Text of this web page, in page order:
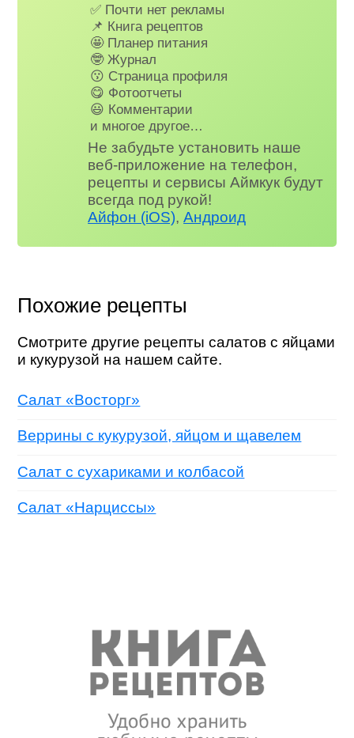
✅ Почти нет рекламы
📌 Книга рецептов
🤩 Планер питания
🤓 Журнал
😗 Страница профиля
😋 Фотоотчеты
😃 Комментарии
и многое другое…
Не забудьте установить наше
веб-приложение на телефон,
рецепты и сервисы Аймкук будут
всегда под рукой!
Айфон (iOS),Андроид
Похожие рецепты
Смотрите другие рецепты салатов с яйцами
и кукурузой на нашем сайте.
Салат «Восторг»
Веррины с кукурузой, яйцом и щавелем
Салат с сухариками и колбасой
Салат «Нарциссы»